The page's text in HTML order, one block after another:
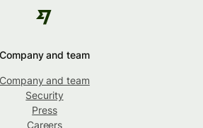
Company and team
Company and team
Security
Press
Careers